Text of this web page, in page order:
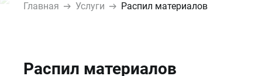
Главная Услуги Распил материалов
Распил материалов